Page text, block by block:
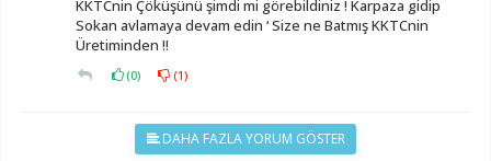
KKTCnin Çöküşünü şimdi mi görebildiniz ! Karpaza gidip
Sokan avlamaya devam edin ‘ Size ne Batmış KKTCnin
Üretiminden !!
(0) (1)
DAHA FAZLA YORUM GÖSTER